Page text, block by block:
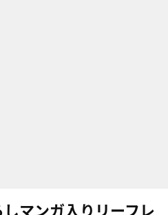
マンガ入りリーフレ